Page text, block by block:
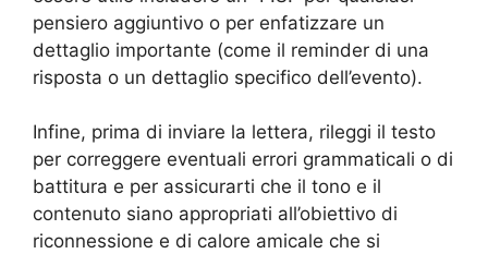
pensiero aggiuntivo o per enfatizzare un
dettaglio importante (come il reminder di una
risposta o un dettaglio specifico dell’evento).
Infine, prima di inviare la lettera, rileggi il testo
per correggere eventuali errori grammaticali o di
battitura e per assicurarti che il tono e il
contenuto siano appropriati all’obiettivo di
riconnessione e di calore amicale che si